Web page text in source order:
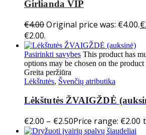
Girlianda VIP
€4.00Original price was: €4.00.€
€2.00.
Pasirinkti savybes This product has
options may be chosen on the product
Greita peržiūra
Lėkštutės, Švenčių atributika
Lėkštutės ŽVAIGŽDĖ
€2.00 – €2.50Price range: €2.00